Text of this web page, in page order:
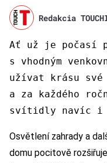
Redakcia
Ať už je počasí
s vhodným
užívat krásu
a za každého
svítidly navíc i
Osvětlení zahrady a
domu pocitově